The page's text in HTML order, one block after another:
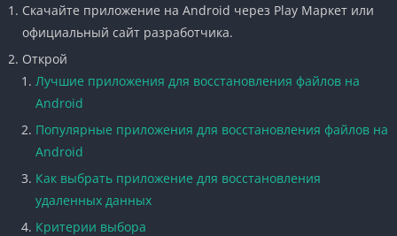
Скачайте приложение на Android через Play Маркет или
официальный сайт разработчика.
Открой
Лучшие приложения для восстановления файлов на
Android
Популярные приложения для восстановления файлов на
Android
Как выбрать приложение для восстановления
удаленных данных
Критерии выбора